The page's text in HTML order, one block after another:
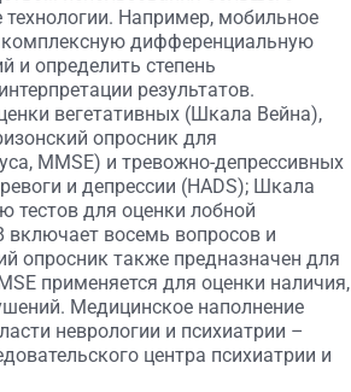
Например, мобильное
комплексную дифференциальную
и определить степень
результатов.
вегетативных (Шкала Вейна),
опросник для
MMSE) и тревожно-депрессивных
и депрессии (HADS); Шкала
тестов для оценки лобной
включает восемь вопросов и
опросник также предназначен для
применяется для оценки наличия,
Медицинское наполнение
неврологии и психиатрии –
центра психиатрии и